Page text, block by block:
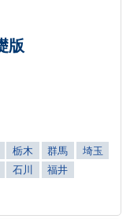
版
栃木 群馬
埼玉
石川 福井